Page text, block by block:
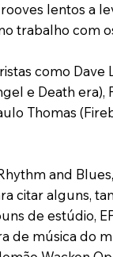
lentos a
trabalho com
como
e Death
Thomas
and
citar alguns,
de estúdio,
de música do